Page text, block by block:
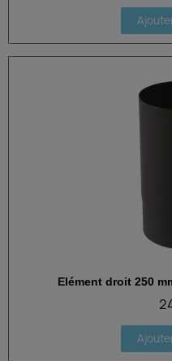
Elément droit 250